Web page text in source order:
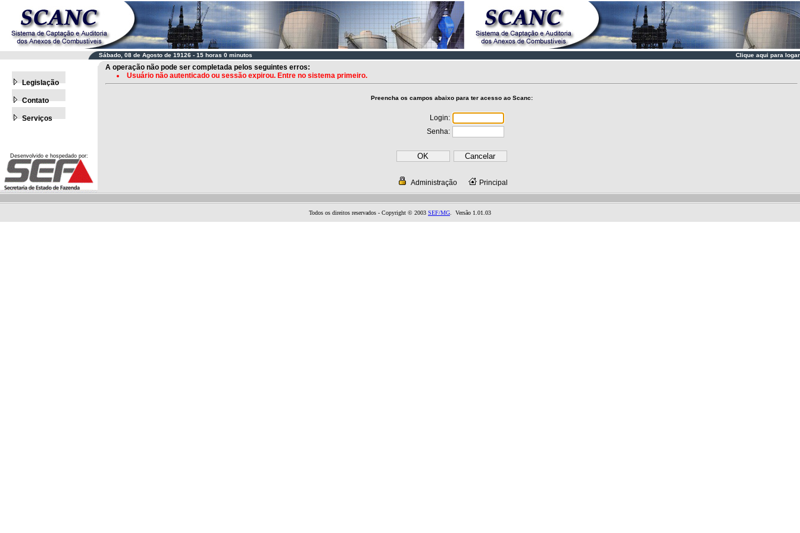
Sábado, 08 de Agosto de 19126 - 15 horas 0 minutos Clique aqui para logar
Legislação
Contato
Serviços
A operação não pode ser completada pelos seguintes erros:
Usuário não autenticado ou sessão expirou. Entre no sistema primeiro.
Preencha os campos abaixo para ter acesso ao Scanc:
Login:
Senha:
Administração Principal
Desenvolvido e hospedado por:
Todos os direitos reservados - Copyright © 2003 SEF/MG . Versão 1.01.03